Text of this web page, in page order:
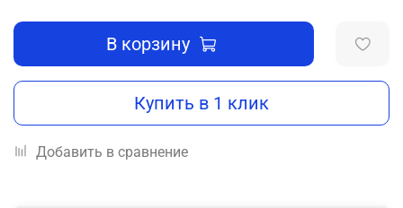
В корзину
Купить в 1 клик
Добавить в сравнение